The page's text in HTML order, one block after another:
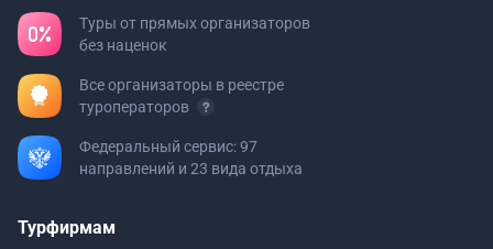
Туры от прямых организаторов
без наценок
Все организаторы в реестре
туроператоров
Федеральный сервис: 97
направлений и 23 вида отдыха
Турфирмам